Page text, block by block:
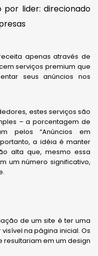
lider: direcionado
apenas através de
serviços premium que
seus anúncios nos
estes serviços são
– a porcentagem de
pelos “Anúncios em
a idéia é manter
alta que, mesmo essa
um número significativo,
de um site é ter uma
na página inicial. Os
resultariam em um design